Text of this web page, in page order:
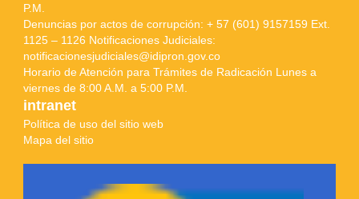
P.M.
Denuncias por actos de corrupción: + 57 (601) 9157159 Ext.
1125 – 1126 Notificaciones Judiciales:
notificacionesjudiciales@idipron.gov.co
Horario de Atención para Trámites de Radicación Lunes a
viernes de 8:00 A.M. a 5:00 P.M.
intranet
Política de uso del sitio web
Mapa del sitio